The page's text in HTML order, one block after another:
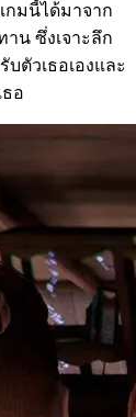
กมนี้ได้มาจาก
น ซึ่งเจาะลึก
ตัวเธอเองและ
อ